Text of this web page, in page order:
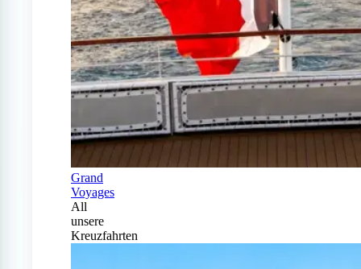
Grand
Voyages
All
unsere
Kreuzfahrten